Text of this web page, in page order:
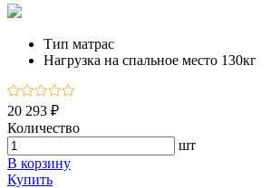
Тип матрас
Нагрузка на спальное место 130кг
20 293 ₽
Количество
шт
В корзину
Купить